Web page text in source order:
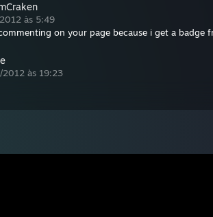
às 5:49
on your page because i get a badge
2012 às 19:23